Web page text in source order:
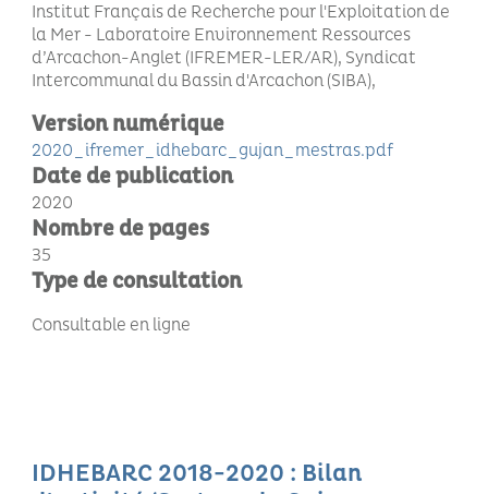
Institut Français de Recherche pour l'Exploitation de
la Mer - Laboratoire Environnement Ressources
d’Arcachon-Anglet (IFREMER-LER/AR), Syndicat
Intercommunal du Bassin d'Arcachon (SIBA)
Version numérique
2020_ifremer_idhebarc_gujan_mestras.pdf
Date de publication
2020
Nombre de pages
35
Type de consultation
Consultable en ligne
IDHEBARC 2018-2020 : Bilan